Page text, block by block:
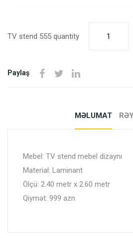
TV stend 555 quantity
Paylaş
MƏLUMAT
Mebel: TV stend mebel dizaynı
Material: Laminant
Ölçü: 2.40 metr x 2.60 metr
Qiymət: 999 azn